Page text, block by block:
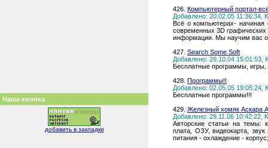
Наша кнопка
добавить в закладки
426. Компьютерный портал-
Добавлено: 20.02.05 11:36:34,
Всё о компьютерах- начиная
современных 3D графических
информации. Мы научим вас
427. Search Some Soft
Добавлено: 29.10.04 15:01:53,
Бесплатные программы, игры,
428. Программы!!
Добавлено: 02.05.05 19:05:24,
Бесплатные программы!!!
429. Железный хомяк Аскара
Добавлено: 29.11.06 10:42:22,
Авторские статьи на темы:
плата, ОЗУ, видеокарта,
питания - охлаждение -